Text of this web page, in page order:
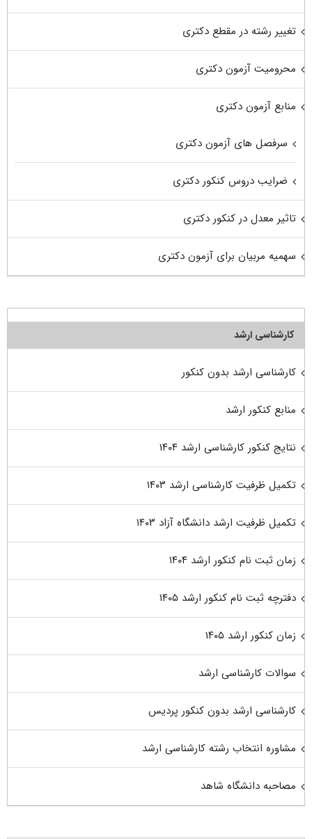
تغییر رشته در مقطع دکتری
محرومیت آزمون دکتری
منابع آزمون دکتری
سرفصل های آزمون دکتری
ضرایب دروس کنکور دکتری
تاثیر معدل در کنکور دکتری
سهمیه مربیان برای آزمون دکتری
کارشناسی ارشد
کارشناسی ارشد بدون کنکور
منابع کنکور ارشد
نتایج کنکور کارشناسی ارشد ۱۴۰۴
تکمیل ظرفیت کارشناسی ارشد ۱۴۰۳
تکمیل ظرفیت ارشد دانشگاه آزاد ۱۴۰۳
زمان ثبت نام کنکور ارشد ۱۴۰۴
دفترچه ثبت نام کنکور ارشد ۱۴۰۵
زمان کنکور ارشد ۱۴۰۵
سوالات کارشناسی ارشد
کارشناسی ارشد بدون کنکور پردیس
مشاوره انتخاب رشته کارشناسی ارشد
مصاحبه دانشگاه شاهد